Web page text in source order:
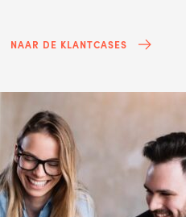
NAAR DE KLANTCASES